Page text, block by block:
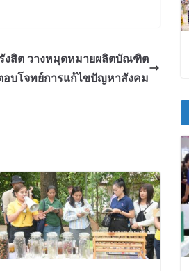
สิต วางหมุดหมายผลิตบัณฑิต
อบโจทย์การแก้ไขปัญหาสังคม